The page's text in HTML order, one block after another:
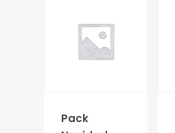
Pack